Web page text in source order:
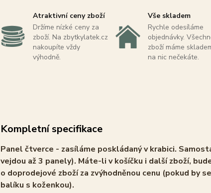
Atraktivní ceny zboží
Držíme nízké ceny za
zboží. Na zbytkylatek.cz
nakoupíte vždy
výhodně.
Vše skladem
Rychle odesíláme
objednávky.
zboží máme
na nic nečekáte.
Kompletní specifikace
Panel čtverce - zasíláme poskládaný v krabici.
vejdou až 3 panely). Máte-li v košíčku i další zboží,
o doprodejové zboží za zvýhodněnou cenu (pokud by
balíku s koženkou).